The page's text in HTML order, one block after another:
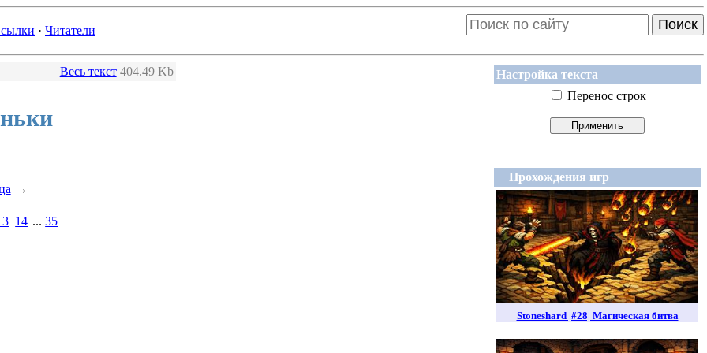
· Читатели Поиск
Настройка текста
Перенос строк
Прохождения игр
Stoneshard |#28| Магическая битва
Весь текст 404.49 Kb
→
14 ...35